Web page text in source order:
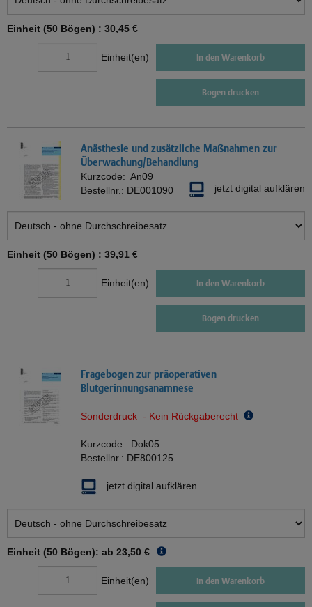
Einheit (50 Bögen) : 30,45 €
Einheit(en) In den Warenkorb
Bogen drucken
Anästhesie und zusätzliche Maßnahmen zur
Überwachung/Behandlung
Kurzcode: An09
Bestellnr.: DE001090 jetzt digital aufklären
Einheit (50 Bögen) : 39,91 €
Einheit(en) In den Warenkorb
Bogen drucken
Fragebogen zur präoperativen
Blutgerinnungsanamnese
Sonderdruck - Kein Rückgaberecht
Kurzcode: Dok05
Bestellnr.: DE800125
jetzt digital aufklären
Einheit (50 Bögen): ab 23,50 €
Einheit(en) In den Warenkorb